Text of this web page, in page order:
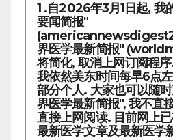
1 .自2026年3月1日起,
要闻简报"
界医学最新简报"
将简化, 取消上网订阅程
我依然美东时间每早6点
部分个人. 大家也可以随
界医学最新简报", 我不直
直接上网阅读. 目前网上
最新医学文章及最新医学